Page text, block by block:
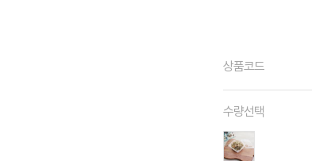
상품코드
수량선택